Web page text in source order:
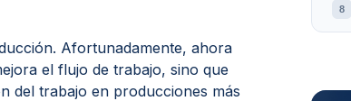
Afortunadamente, ahora
el flujo de trabajo, sino que
del trabajo en producciones más
8